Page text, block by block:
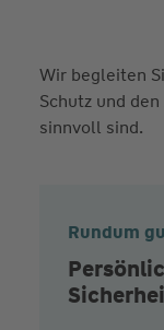
Wir begleiten
Schutz und
sinnvoll sind.
Rundum